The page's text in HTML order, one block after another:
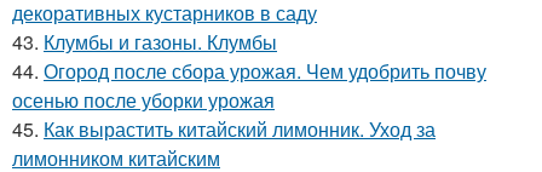
декоративных кустарников в саду
43. Клумбы и газоны. Клумбы
44. Огород после сбора урожая. Чем удобрить почву
осенью после уборки урожая
45. Как вырастить китайский лимонник. Уход за
лимонником китайским